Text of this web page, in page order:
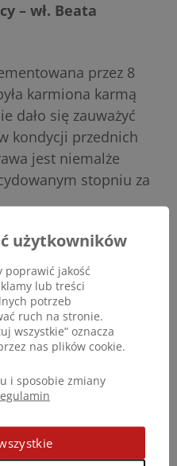
– wł. Beata
przez 8
karmiona karmą
dało się zauważyć
kondycji przednich
jest niemalże
stopniu za
jakie dostałam
użytkowników
poprawić jakość
lub treści
potrzeb
ruch na stronie.
wszystkie” oznacza
nas plików cookie.
i sposobie zmiany